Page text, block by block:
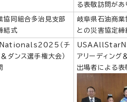
る表敬訪問があ
協同組合多治見支部
結式
岐阜県石油商
との災害協定締
（チ
ダンス選手権大会）
アリーディング
出場者による表